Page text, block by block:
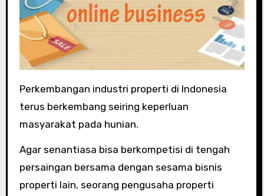
Perkembangan industri properti di Indonesia
terus berkembang seiring keperluan
masyarakat pada hunian.
Agar senantiasa bisa berkompetisi di tengah
persaingan bersama dengan sesama bisnis
properti lain, seorang pengusaha properti